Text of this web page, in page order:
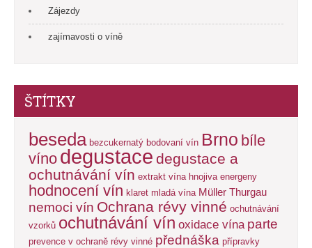
Zájezdy
zajímavosti o víně
ŠTÍTKY
beseda bezcukernatý bodovaní vín Brno bíle
víno degustace degustace a
ochutnávání vín extrakt vína hnojiva energeny
hodnocení vín klaret mladá vína Müller Thurgau
nemoci vín Ochrana révy vinné ochutnávání
vzorků ochutnávání vín oxidace vína parte
prevence v ochraně révy vinné přednáška přípravky